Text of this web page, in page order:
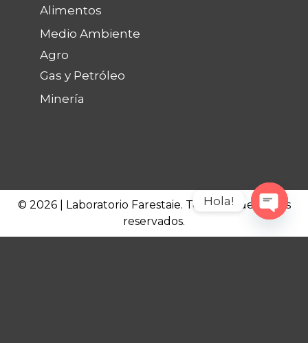
Alimentos
Medio Ambiente
Agro
Gas y Petróleo
Minería
© 2026 | Laboratorio Farestaie. Todos los derechos
reservados.
Hola!